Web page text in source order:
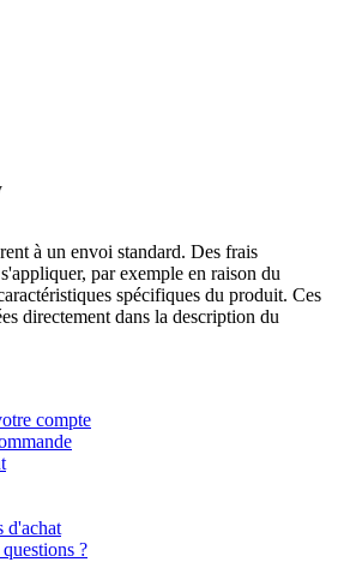
à un envoi standard. Des frais
par exemple en raison du
spécifiques du produit. Ces
directement dans la description du
compte
d'achat
?